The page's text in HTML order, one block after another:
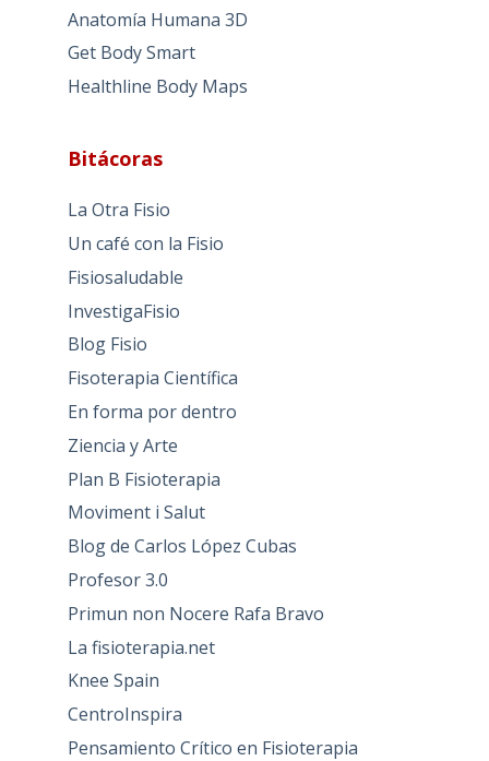
Anatomía Humana 3D
Get Body Smart
Healthline Body Maps
Bitácoras
La Otra Fisio
Un café con la Fisio
Fisiosaludable
InvestigaFisio
Blog Fisio
Fisoterapia Científica
En forma por dentro
Ziencia y Arte
Plan B Fisioterapia
Moviment i Salut
Blog de Carlos López Cubas
Profesor 3.0
Primun non Nocere Rafa Bravo
La fisioterapia.net
Knee Spain
CentroInspira
Pensamiento Crítico en Fisioterapia